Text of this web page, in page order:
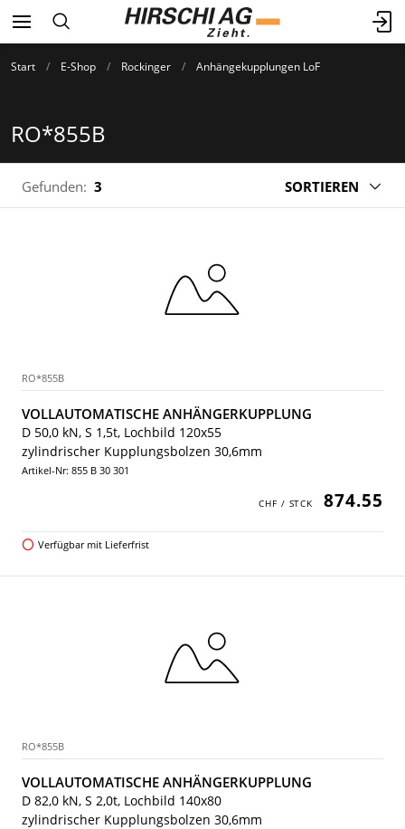
Start E-Shop Rockinger Anhängekupplungen LoF
RO*855B
Gefunden: 3 SORTIEREN
RO*855B
VOLLAUTOMATISCHE ANHÄNGERKUPPLUNG
D 50,0 kN, S 1,5t, Lochbild 120x55
zylindrischer Kupplungsbolzen 30,6mm
Artikel-Nr: 855 B 30 301
874.55
Verfügbar mit Lieferfrist
RO*855B
VOLLAUTOMATISCHE ANHÄNGERKUPPLUNG
D 82,0 kN, S 2,0t, Lochbild 140x80
zylindrischer Kupplungsbolzen 30,6mm